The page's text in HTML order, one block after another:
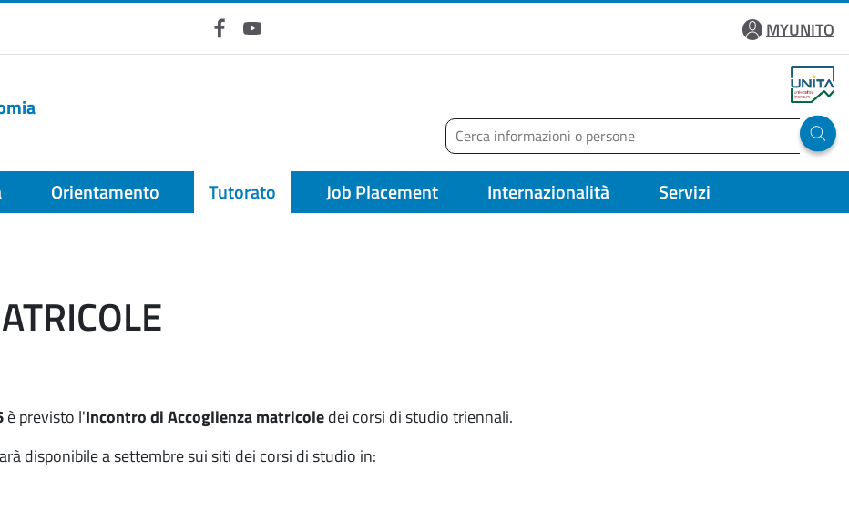
FacebookYouTube
MYUNITO
Cerca
Run
Orientamento Tutorato Job Placement Internazionalità Servizi
è previsto l'Incontro di Accoglienza matricoledei corsi di studio triennali.
disponibile a settembre sui siti dei corsi di studio in: